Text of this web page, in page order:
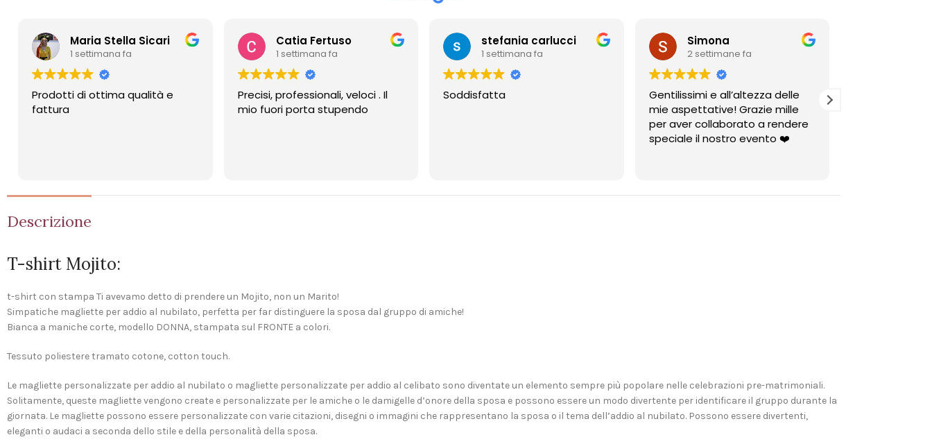
Maria Stella Sicari
1 settimana fa
Prodotti di ottima qualità e
fattura
Catia Fertuso
1 settimana fa
Precisi, professionali, veloci . Il
mio fuori porta stupendo
stefania carlucci
1 settimana fa
Soddisfatta
Simona
2 settimane fa
Gentilissimi e all’altezza delle
mie aspettative! Grazie mille
per aver collaborato a rendere
speciale il nostro evento ❤️
professionalità
grazie di tutto ,
Descrizione
T-shirt Mojito:
t-shirt con stampa Ti avevamo detto di prendere un Mojito, non un Marito!
Simpatiche magliette per addio al nubilato, perfetta per far distinguere la sposa dal gruppo di amiche!
Bianca a maniche corte, modello DONNA, stampata sul FRONTE a colori.
Tessuto poliestere tramato cotone, cotton touch.
Le magliette personalizzate per addio al nubilato o magliette personalizzate per addio al celibato sono diventate un elemento sempre più popolare nelle celebrazioni pre-matrimoniali.
Solitamente, queste magliette vengono create e personalizzate per le amiche o le damigelle d’onore della sposa e possono essere un modo divertente per identificare il gruppo durante la
giornata. Le magliette possono essere personalizzate con varie citazioni, disegni o immagini che rappresentano la sposa o il tema dell’addio al nubilato. Possono essere divertenti,
eleganti o audaci a seconda dello stile e della personalità della sposa.